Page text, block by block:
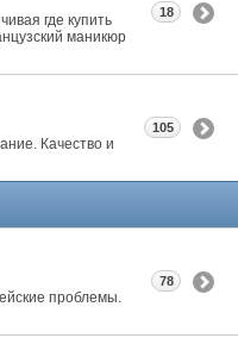
где купить
маникюр
18
Качество и
105
проблемы.
78